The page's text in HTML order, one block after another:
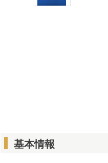
基本情報